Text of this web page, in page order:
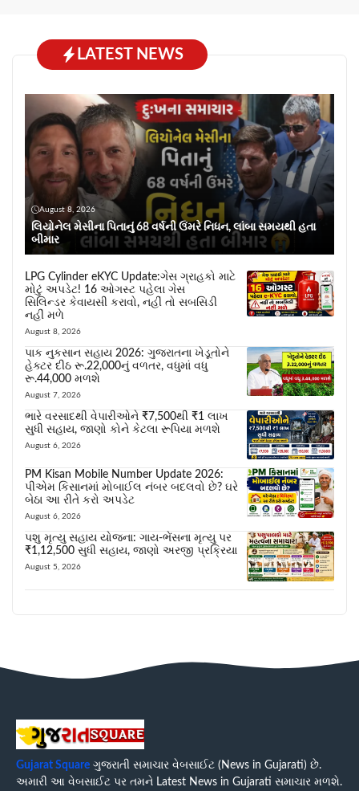
LATEST NEWS
August 8, 2026
લિયોનેલ મેસીના પિતાનું 68 વર્ષની ઉંમરે નિધન, લાંબા સમયથી હતા
બીમાર
LPG Cylinder eKYC Update:ગેસ ગ્રાહકો માટે
મોટું અપડેટ! 16 ઓગસ્ટ પહેલા ગેસ
સિલિન્ડર કેવાયસી કરાવો, નહીં તો સબસિડી
નહીં મળે
August 8, 2026
પાક નુકસાન સહાય 2026: ગુજરાતના ખેડૂતોને
હેક્ટર દીઠ રૂ.22,000નું વળતર, વધુમાં વધુ
રૂ.44,000 મળશે
August 7, 2026
ભારે વરસાદથી વેપારીઓને ₹7,500થી ₹1 લાખ
સુધી સહાય, જાણો કોને કેટલા રૂપિયા મળશે
August 6, 2026
PM Kisan Mobile Number Update 2026:
પીએમ કિસાનમાં મોબાઈલ નંબર બદલવો છે? ઘરે
બેઠા આ રીતે કરો અપડેટ
August 6, 2026
પશુ મૃત્યુ સહાય યોજના: ગાય-ભેંસના મૃત્યુ પર
₹1,12,500 સુધી સહાય, જાણો અરજી પ્રક્રિયા
August 5, 2026
Gujarat Square ગુજરાતી સમાચાર વેબસાઈટ (News in Gujarati) છે.
અમારી આ વેબસાઈટ પર તમને Latest News in Gujarati સમાચાર મળશે.